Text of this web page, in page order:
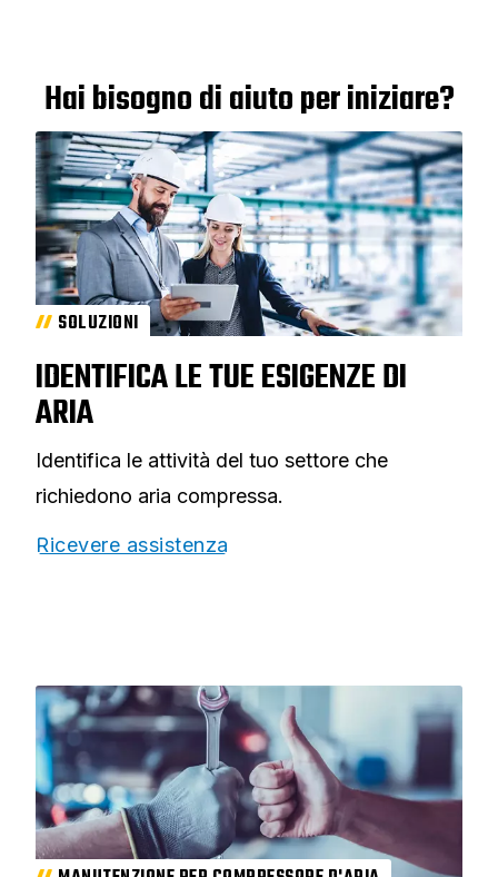
Hai bisogno di aiuto per iniziare?
SOLUZIONI
IDENTIFICA LE TUE ESIGENZE DI
ARIA
Identifica le attività del tuo settore che
richiedono aria compressa.
Ricevere assistenza